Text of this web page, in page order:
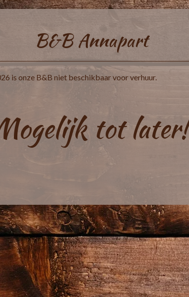
B&B Annapart
is onze B&B niet beschikbaar voor verhuur.
tot later!